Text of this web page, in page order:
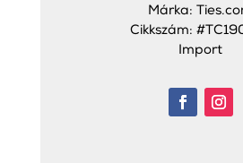
Márka:
Cikkszám:
Import